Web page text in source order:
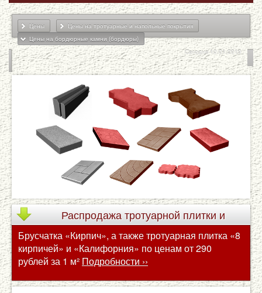
Цены
Цены на тротуарные и напольные покрытия
Цены на бордюрные камни (бордюры)
Сегодня 10.01.2019
Распродажатротуарной плитки и
брусчатки по сниженным ценам
Брусчатка «Кирпич», а также тротуарная плитка «8
кирпичей» и «Калифорния» по ценам от 290
рублей за 1 м² Подробности ››